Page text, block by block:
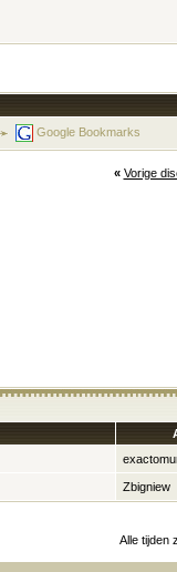
Google Bookmarks
« Vorige
Zbigniew
Alle tijden